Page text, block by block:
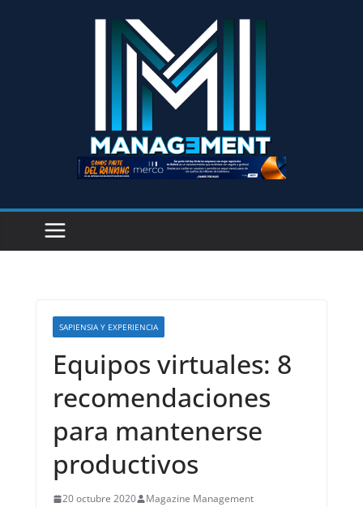
SAPIENSIA Y EXPERIENCIA
Equipos virtuales: 8
recomendaciones
para mantenerse
productivos
20 octubre 2020 Magazine Management